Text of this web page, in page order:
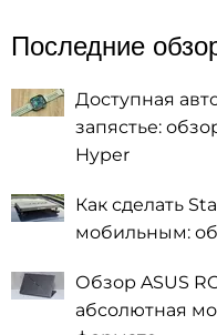
Последние
Доступная
запястье:
Hyper
Как сделать
мобильным:
Обзор ASUS
абсолютная